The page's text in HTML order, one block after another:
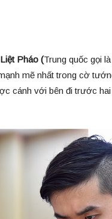
Liệt Pháo (Trung quốc gọi là
mẽ nhất trong cờ
cánh với bên đi trước hai